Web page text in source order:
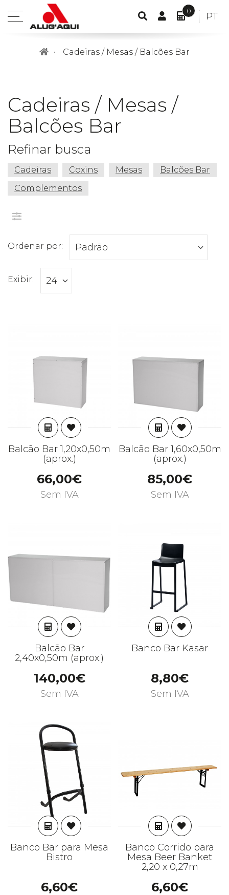
open
CONTA
0 PT
Cadeiras / Mesas / Balcões Bar
Cadeiras / Mesas /
Balcões Bar
Refinar busca
Cadeiras Coxins Mesas
Balcões Bar
Complementos
Ordenar por:
Exibir:
ADICIONAR
Balcão Bar 1,20x0,50m
(aprox.)
66,00€
Sem IVA
ADICIONAR
Balcão Bar 1,60x0,50m
(aprox.)
85,00€
Sem IVA
ADICIONAR
Balcão Bar
2,40x0,50m (aprox.)
140,00€
Sem IVA
ADICIONAR
Banco Bar Kasar
8,80€
Sem IVA
ADICIONAR
Banco Bar para Mesa
Bistro
6,60€
ADICIONAR
Banco Corrido para
Mesa Beer Banket
2,20 x 0,27m
6,60€